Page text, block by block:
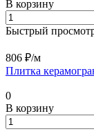
В корзину
Быстрый
806 ₽/м
Плитка
0
В корзину